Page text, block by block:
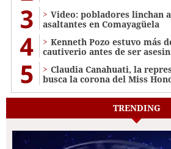
3
Video: pobladores linchan
asaltantes en Comayagüela
4
Kenneth Pozo estuvo más
cautiverio antes de ser
5
Claudia Canahuati, la
busca la corona del Miss
TRENDING